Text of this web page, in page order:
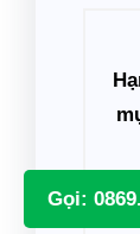
Gọi: